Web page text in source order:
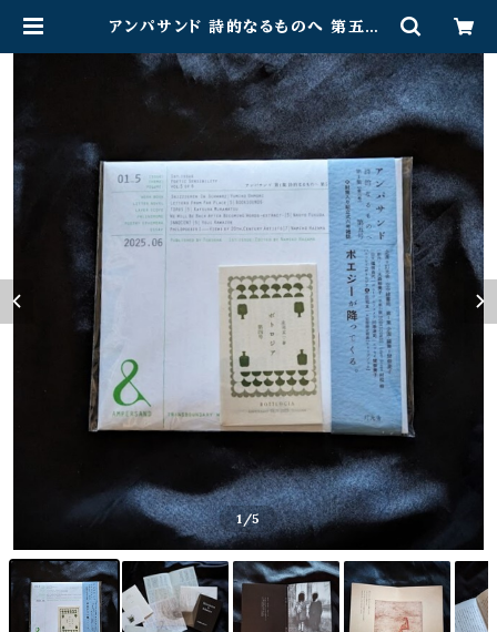
アンパサンド 詩的なるものへ 第五号:
1/5